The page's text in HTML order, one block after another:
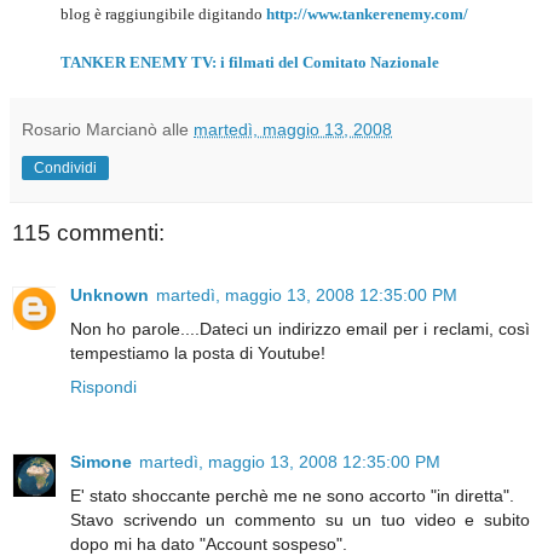
blog è raggiungibile digitando http://www.tankerenemy.com/
TANKER ENEMY TV: i filmati del Comitato Nazionale
Rosario Marcianò alle martedì, maggio 13, 2008
Condividi
115 commenti:
Unknown martedì, maggio 13, 2008 12:35:00 PM
Non ho parole....Dateci un indirizzo email per i reclami, così
tempestiamo la posta di Youtube!
Rispondi
Simone martedì, maggio 13, 2008 12:35:00 PM
E' stato shoccante perchè me ne sono accorto "in diretta".
Stavo scrivendo un commento su un tuo video e subito
dopo mi ha dato "Account sospeso".